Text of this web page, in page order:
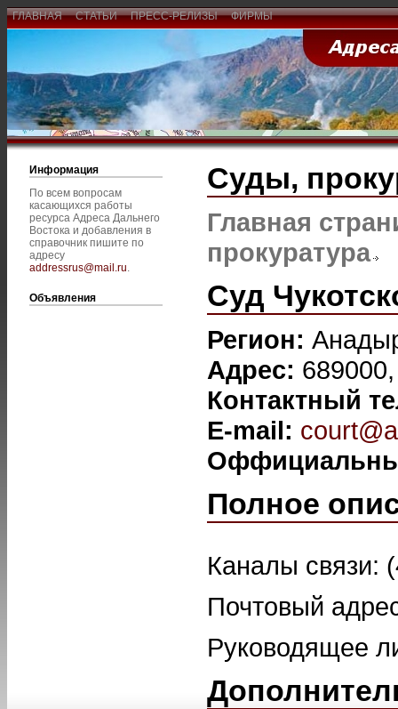
ГЛАВНАЯ СТАТЬИ ПРЕСС-РЕЛИЗЫ ФИРМЫ
Информация
По всем вопросам
касающихся работы
ресурса Адреса Дальнего
Востока и добавления в
справочник пишите по
адресу
addressrus@mail.ru.
Объявления
Суды,
Главная
прокуратура
Суд
Регион:
Адрес:
Контактный
E-mail:
Полное
Каналы связи:
Почтовый
Руководящее